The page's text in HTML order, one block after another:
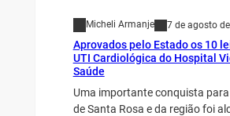
Micheli Armanje 7 de agosto
Aprovados pelo Estado os 10
UTI Cardiológica do Hospital
Saúde
Uma importante conquista
de Santa Rosa e da região foi